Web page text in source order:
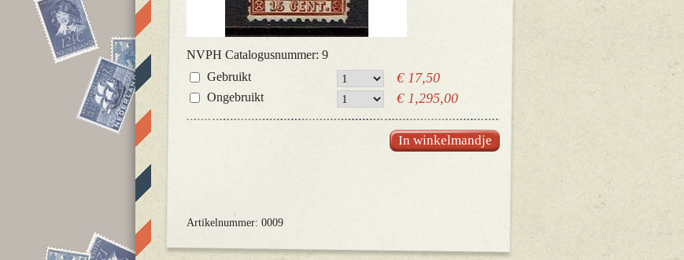
NVPH Catalogusnummer: 9
Gebruikt
€ 17,50
Ongebruikt € 1,295,00
Artikelnummer: 0009
In winkelmandje